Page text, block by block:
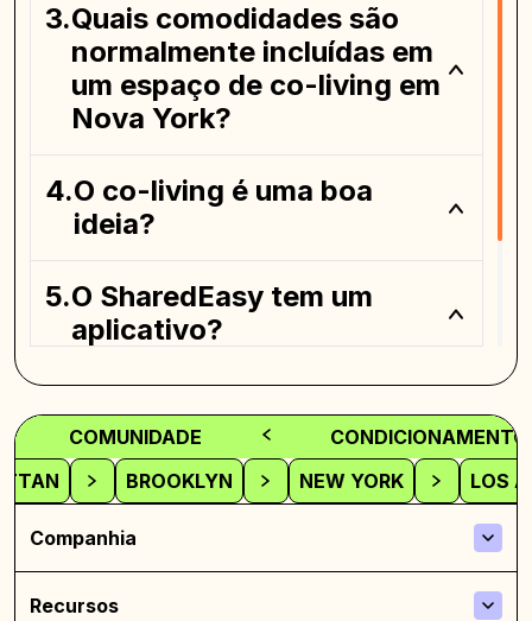
Quais comodidades são
normalmente incluídas em
um espaço de co-living em
Nova York?
O co-living é uma boa
ideia?
O SharedEasy tem um
aplicativo?
espaço de coliving?
COMUNIDADE
CONDICIONAMENTO
LOS
NEW YORK
BROOKLYN
Companhia
Recursos